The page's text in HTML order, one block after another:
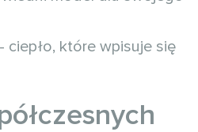
ciepło, które wpisuje się